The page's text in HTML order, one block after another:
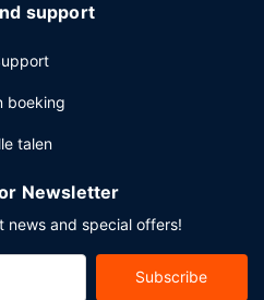
support
boeking
talen
Newsletter
news and special offers!
Subscribe